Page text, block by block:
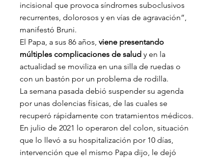
incisional que provoca síndromes suboclusivos
recurrentes, dolorosos y en vías de agravación”,
manifestó Bruni.
El Papa, a sus 86 años, viene presentando
múltiples complicaciones de salud y en la
actualidad se moviliza en una silla de ruedas o
con un bastón por un problema de rodilla.
La semana pasada debió suspender su agenda
por unas dolencias físicas, de las cuales se
recuperó rápidamente con tratamientos médicos.
En julio de 2021 lo operaron del colon, situación
que lo llevó a su hospitalización por 10 días,
intervención que el mismo Papa dijo, le dejó